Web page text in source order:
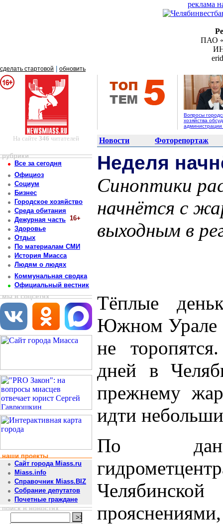
реклама
ПАО
сделать стартовой обновить
Вопросы
хозяйства
На сайте 346 читателей Новости Фоторепортаж
рубрики
Все за сегодня
Официоз
Социум
Бизнес
Городское хозяйство
Среда обитания
Дежурная часть 16+
Здоровье
Отдых
По материалам СМИ
История Миасса
Людям о людях
Коммунальная сводка
Официальный вестник
мы в соцсетях
наши проекты
Сайт города Miass.ru
Miass.info
Справочник Miass.BIZ
Собрание депутатов
Почетные граждане
поиск в новостях
Неделя
Синоптики
начнётся с
выходным в
Тёплые
Южном Урале
не
дней в
прежнему
идти
По